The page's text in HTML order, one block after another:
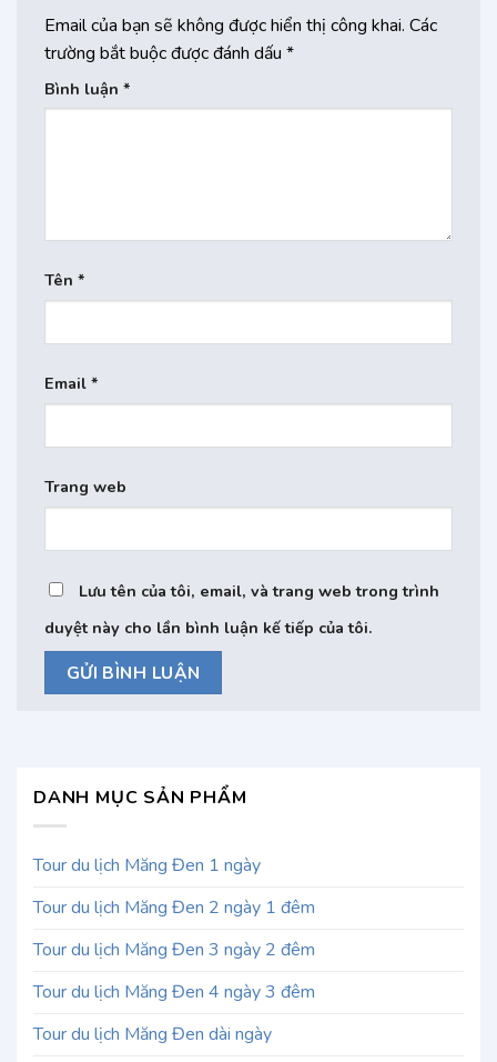
Email của bạn sẽ không được hiển thị công khai. Các
trường bắt buộc được đánh dấu *
Bình luận *
Tên *
Email *
Trang web
Lưu tên của tôi, email, và trang web trong trình
duyệt này cho lần bình luận kế tiếp của tôi.
DANH MỤC SẢN PHẨM
Tour du lịch Măng Đen 1 ngày
Tour du lịch Măng Đen 2 ngày 1 đêm
Tour du lịch Măng Đen 3 ngày 2 đêm
Tour du lịch Măng Đen 4 ngày 3 đêm
Tour du lịch Măng Đen dài ngày